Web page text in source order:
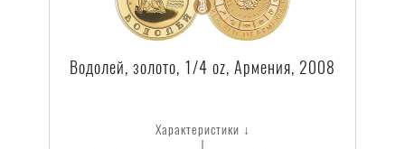
Водолей, золото, 1/4 oz, Армения, 2008
Характеристики ↓